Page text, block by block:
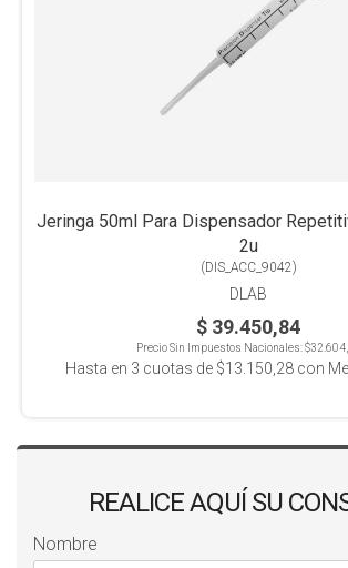
Jeringa 50ml Para Dispensador
2u
(DIS_ACC_9042)
DLAB
$ 39.450,84
Precio Sin Impuestos Nacionales:
Hasta en 3 cuotas de $13.150,28con
REALICE AQUÍ SU
Nombre